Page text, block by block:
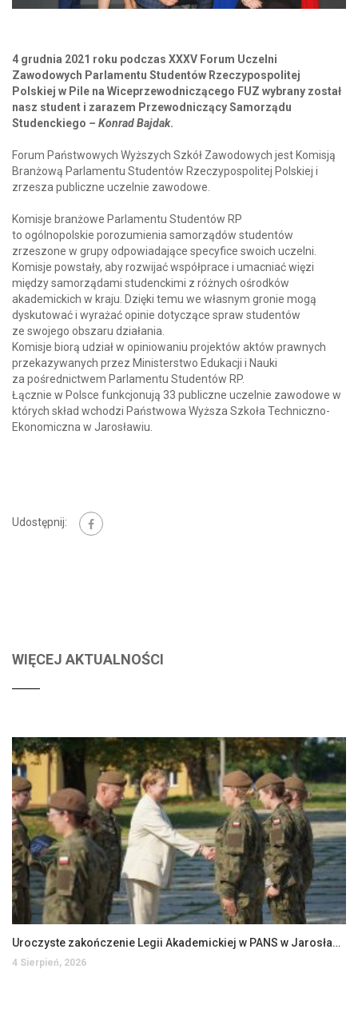
4 grudnia 2021 roku podczas XXXV Forum Uczelni
Zawodowych Parlamentu Studentów Rzeczypospolitej
Polskiej w Pile na Wiceprzewodniczącego FUZ wybrany został
nasz student i zarazem Przewodniczący Samorządu
Studenckiego – Konrad Bajdak.
Forum Państwowych Wyższych Szkół Zawodowych jest Komisją
Branżową Parlamentu Studentów Rzeczypospolitej Polskiej i
zrzesza publiczne uczelnie zawodowe.
Komisje branżowe Parlamentu Studentów RP
to ogólnopolskie porozumienia samorządów studentów
zrzeszone w grupy odpowiadające specyfice swoich uczelni.
Komisje powstały, aby rozwijać współprace i umacniać więzi
między samorządami studenckimi z różnych ośrodków
akademickich w kraju. Dzięki temu we własnym gronie mogą
dyskutować i wyrażać opinie dotyczące spraw studentów
ze swojego obszaru działania.
Komisje biorą udział w opiniowaniu projektów aktów prawnych
przekazywanych przez Ministerstwo Edukacji i Nauki
za pośrednictwem Parlamentu Studentów RP.
Łącznie w Polsce funkcjonują 33 publiczne uczelnie zawodowe w
których skład wchodzi Państwowa Wyższa Szkoła Techniczno-
Ekonomiczna w Jarosławiu.
Udostępnij:
WIĘCEJ AKTUALNOŚCI
Uroczyste zakończenie Legii Akademickiej w PANS w Jarosławiu
4 Sierpień, 2026